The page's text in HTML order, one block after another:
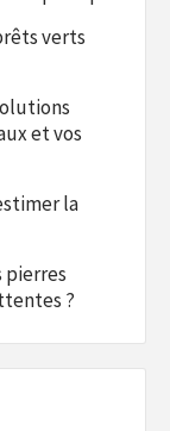
verts
et vos
la
pierres
?